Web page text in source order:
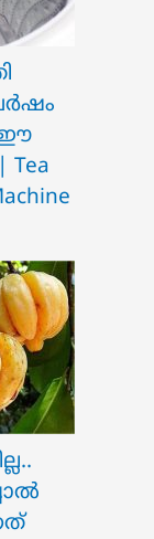
;ഈ
Tea